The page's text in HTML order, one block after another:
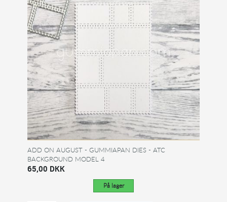
ADD ON AUGUST - GUMMIAPAN DIES - ATC
BACKGROUND MODEL 4
65,00 DKK
På lager